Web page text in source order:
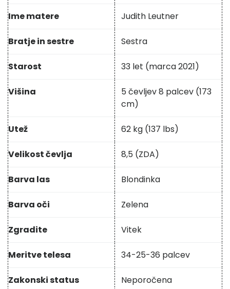
Ime matere Judith Leutner
Bratje in sestre Sestra
Starost 33 let (marca 2021)
Višina
5 čevljev 8 palcev (173
cm)
Utež 62 kg (137 lbs)
Velikost čevlja 8,5 (ZDA)
Barva las Blondinka
Barva oči Zelena
Zgradite Vitek
Meritve telesa 34-25-36 palcev
Zakonski status Neporočena